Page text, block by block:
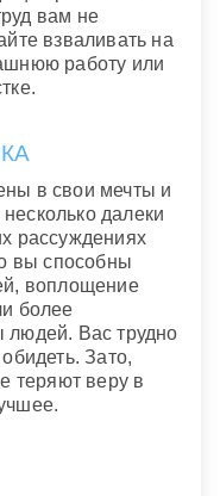
вам не
взваливать на
работу или
в свои мечты и
далеки
рассуждениях
вы способны
воплощение
более
Вас трудно
Зато,
теряют веру в